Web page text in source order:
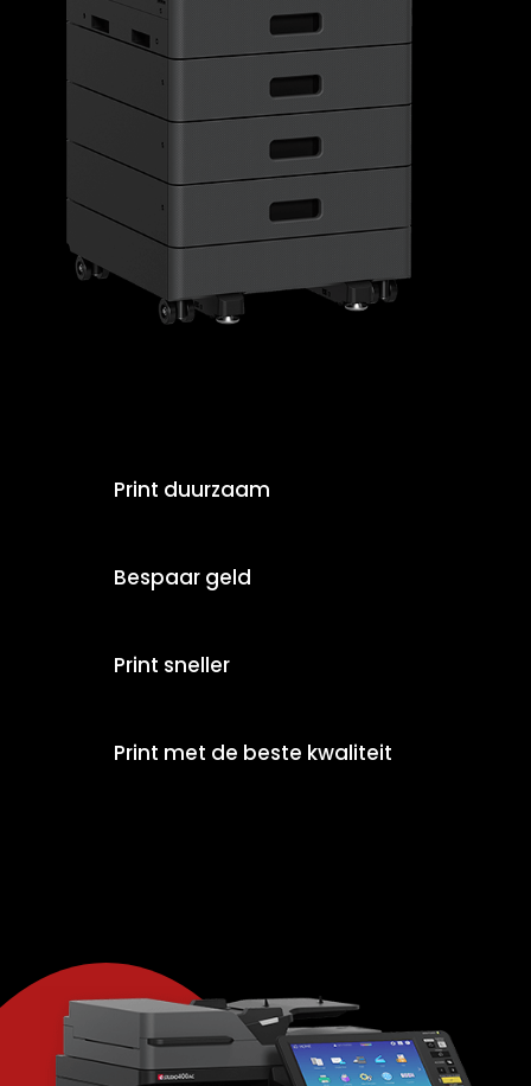
Print duurzaam
Bespaar geld
Print sneller
Print met de beste kwaliteit